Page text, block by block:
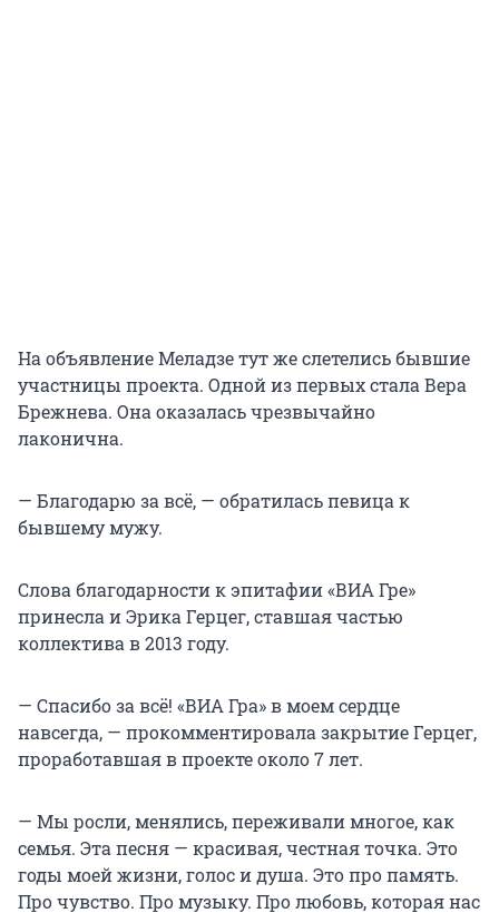
На объявление Меладзе тут же слетелись бывшие
участницы проекта. Одной из первых стала Вера
Брежнева. Она оказалась чрезвычайно
лаконична.
— Благодарю за всё, — обратилась певица к
бывшему мужу.
Слова благодарности к эпитафии «ВИА Гре»
принесла и Эрика Герцег, ставшая частью
коллектива в 2013 году.
— Спасибо за всё! «ВИА Гра» в моем сердце
навсегда, — прокомментировала закрытие Герцег,
проработавшая в проекте около 7 лет.
— Мы росли, менялись, переживали многое, как
семья. Эта песня — красивая, честная точка. Это
годы моей жизни, голос и душа. Это про память.
Про чувство. Про музыку. Про любовь, которая нас